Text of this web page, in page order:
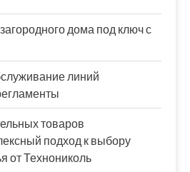
дома под ключ с
линий
товаров
подход к выбору
от Технониколь